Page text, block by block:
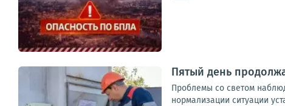
Пятый день
Проблемы со светом
нормализации ситуации